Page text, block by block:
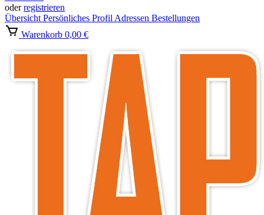
oderregistrieren
Übersicht Persönliches Profil Adressen Bestellungen
Warenkorb 0,00 €